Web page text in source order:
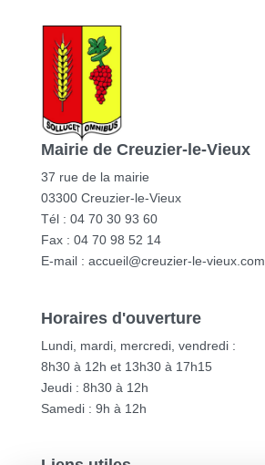
Mairie de Creuzier-le-Vieux
37 rue de la mairie
03300 Creuzier-le-Vieux
Tél : 04 70 30 93 60
Fax : 04 70 98 52 14
E-mail : accueil@creuzier-le-vieux.com
Horaires d'ouverture
Lundi, mardi, mercredi, vendredi :
8h30 à 12h et 13h30 à 17h15
Jeudi : 8h30 à 12h
Samedi : 9h à 12h